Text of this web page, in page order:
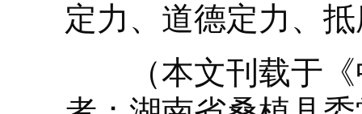
定力、道德定力、
（本文刊载于《